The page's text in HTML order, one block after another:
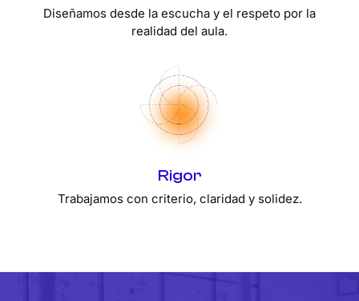
Diseñamos desde la escucha y el respeto por la
realidad del aula.
Rigor
Trabajamos con criterio, claridad y solidez.